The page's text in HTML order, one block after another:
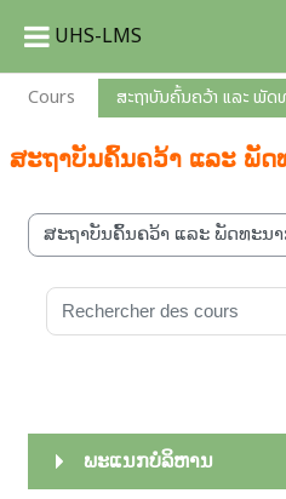
Passer au contenu principal
UHS-LMS
Cours ສະຖາບັນຄົ້ນຄວ້າ ແລະ ພັດ
ສະຖາບັນຄົ້ນຄວ້າ ແລະ ພັດ
Catégories de cours
Rechercher des cours
ພະແນກບໍລິຫານ